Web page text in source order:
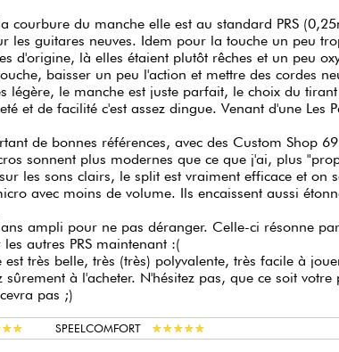
du manche elle est au standard PRS
les guitares neuves. Idem pour la touche un peu
d'origine, là elles étaient plutôt rêches et un peu
baisser un peu l'action et mettre des cordes
légère, le manche est juste parfait, le choix du tirant
et de facilité c'est assez dingue. Venant d'une Les
de bonnes références, avec des Custom Shop
sonnent plus modernes que ce que j'ai, plus
les sons clairs, le split est vraiment efficace et on
avec moins de volume. Ils encaissent aussi
ampli pour ne pas déranger. Celle-ci résonne
autres PRS maintenant :(
très belle, très (très) polyvalente, très facile à
à l'acheter. N'hésitez pas, que ce soit votre
pas ;)
★★
★★ SPEELCOMFORT ★★★★★
★★★★★